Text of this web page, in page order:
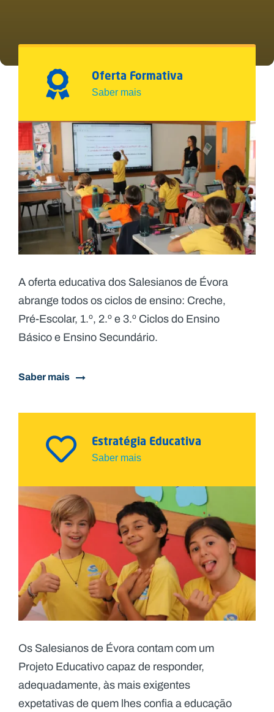
Oferta Formativa
Saber mais
A oferta educativa dos Salesianos de Évora
abrange todos os ciclos de ensino: Creche,
Pré-Escolar, 1.º, 2.º e 3.º Ciclos do Ensino
Básico e Ensino Secundário.
Saber mais
Estratégia Educativa
Saber mais
Os Salesianos de Évora contam com um
Projeto Educativo capaz de responder,
adequadamente, às mais exigentes
expetativas de quem lhes confia a educação